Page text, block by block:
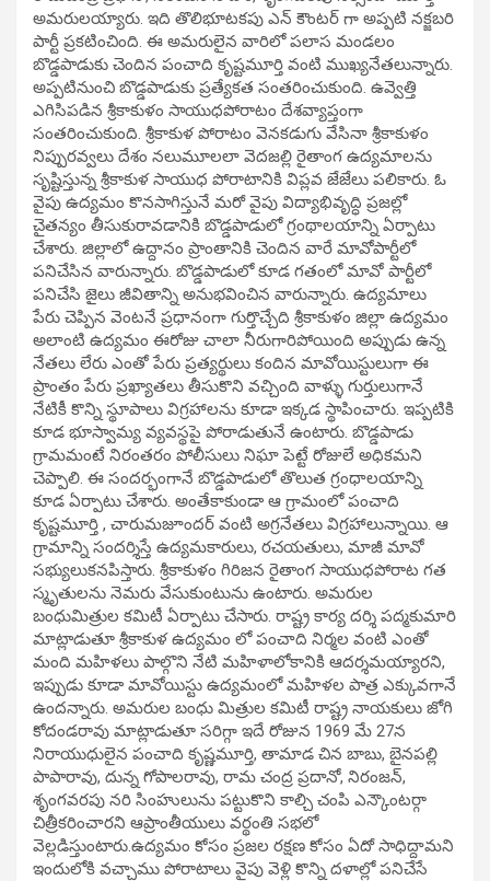
అమరులయ్యారు. ఇది తొలిభూటకపు ఎన్ కౌంటర్ గా అప్పటి నక్జబరి
పార్టీ ప్రకటించింది. ఈ అమరులైన వారిలో పలాస మండలం
బొడ్డపాడుకు చెందిన పంచాది కృష్టమూర్తి వంటి ముఖ్యనేతలున్నారు.
అప్పటినుంచి బొడ్డపాడుకు ప్రత్యేకత సంతరించుకుంది. ఉవ్వెత్తి
ఎగిసిపడిన శ్రీకాకుళం సాయుధపోరాటం దేశవ్యాప్తంగా
సంతరించుకుంది. శ్రీకాకుళ పోరాటం వెనకడుగు వేసినా శ్రీకాకుళం
నిప్పురవ్వలు దేశం నలుమూలలా వెదజల్లి రైతాంగ ఉద్యమాలను
సృష్టిస్తున్న శ్రీకాకుళ సాయుధ పోరాటానికి విప్లవ జేజేలు పలికారు. ఓ
వైపు ఉద్యమం కొనసాగిస్తునే మరో వైపు విద్యాభివృద్ధి ప్రజల్లో
చైతన్యం తీసుకురావడానికి బొడ్డపాడులో గ్రంథాలయాన్ని ఏర్పాటు
చేశారు. జిల్లాలో ఉద్దానం ప్రాంతానికి చెందిన వారే మావోపార్టీలో
పనిచేసిన వారున్నారు. బొడ్డపాడులో కూడ గతంలో మావో పార్టీలో
పనిచేసి జైలు జీవితాన్ని అనుభవించిన వారున్నారు. ఉద్యమాలు
పేరు చెప్పిన వెంటనే ప్రధానంగా గుర్తొచ్చేది శ్రీకాకుళం జిల్లా ఉద్యమం
అలాంటి ఉద్యమం ఈరోజు చాలా నీరుగారిపోయింది అప్పుడు ఉన్న
నేతలు లేరు ఎంతో పేరు ప్రత్యర్థులు కందిన మావోయిస్టులుగా ఈ
ప్రాంతం పేరు ప్రఖ్యాతలు తీసుకొని వచ్చింది వాళ్ళు గుర్తులుగానే
నేటికీ కొన్ని స్థూపాలు విగ్రహాలను కూడా ఇక్కడ స్థాపించారు. ఇప్పటికి
కూడ భూస్వామ్య వ్యవస్థపై పోరాడుతునే ఉంటారు. బొడ్డపాడు
గ్రామమంటే నిరంతరం పోలీసులు నిఘా పెట్టే రోజులే అధికమని
చెప్పాలి. ఈ సందర్భంగానే బొడ్డపాడులో తొలుత గ్రంధాలయాన్ని
కూడ ఏర్పాటు చేశారు. అంతేకాకుండా ఆ గ్రామంలో పంచాది
కృష్టమూర్తి , చారుమజూందర్ వంటి అగ్రనేతలు విగ్రహాలున్నాయి. ఆ
గ్రామాన్ని సందర్శిస్తే ఉద్యమకారులు, రచయతులు, మాజీ మావో
సభ్యులుకనపిస్తారు. శ్రీకాకుళం గిరిజన రైతాంగ సాయుధపోరాట గత
స్మృతులను నెమరు వేసుకుంటును ఉంటారు. అమరుల
బంధుమిత్రుల కమిటీ ఏర్పాటు చేసారు. రాష్ట్ర కార్య దర్శి పద్మకుమారి
మాట్లాడుతూ శ్రీకాకుళ ఉద్యమం లో పంచాది నిర్మల వంటి ఎంతో
మంది మహిళలు పాల్గొని నేటి మహిళాలోకానికి ఆదర్శమయ్యారని,
ఇప్పుడు కూడా మావోయిస్టు ఉద్యమంలో మహిళల పాత్ర ఎక్కువగానే
ఉందన్నారు. అమరుల బంధు మిత్రుల కమిటీ రాష్ట్ర నాయకులు జోగి
కోదండరావు మాట్లాడుతూ సరిగ్గా ఇదే రోజున 1969 మే 27న
నిరాయుధులైన పంచాది కృష్ణమూర్తి, తామాడ చిన బాబు, బైనపల్లి
పాపారావు, దున్న గోపాలరావు, రామ చంద్ర ప్రదానో, నిరంజన్,
శృంగవరపు నరి సింహులును పట్టుకొని కాల్చి చంపి ఎన్కౌంటర్గా
చిత్రీకరించారని ఆప్రాంతీయులు వర్థంతి సభలో
వెల్లడిస్తుంటారు.ఉద్యమం కోసం ప్రజల రక్షణ కోసం ఏదో సాధిద్దామని
ఇందులోకి వచ్చాము పోరాటాలు వైపు వెళ్లి కొన్ని దళాల్లో పనిచేసే